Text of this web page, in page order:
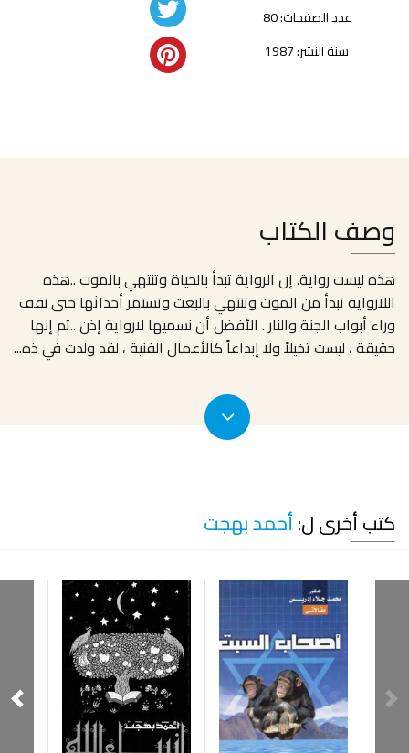
عدد الصفحات: 80
سنة النشر: 1987
وصف الكتاب
هذه ليست رواية. إن الرواية تبدأ بالحياة وتنتهي بالموت ..هذه
اللارواية تبدأ من الموت وتنتهي بالبعث وتستمر أحداثها حتى نقف
وراء أبواب الجنة والنار . الأفضل أن نسميها لارواية إذن ..ثم إنها
حقيقة ، ليست تخيلاً ولا إبداعاً كالأعمال الفنية ، لقد ولدت في ذه...
كتب أخرى ل:أحمد بهجت